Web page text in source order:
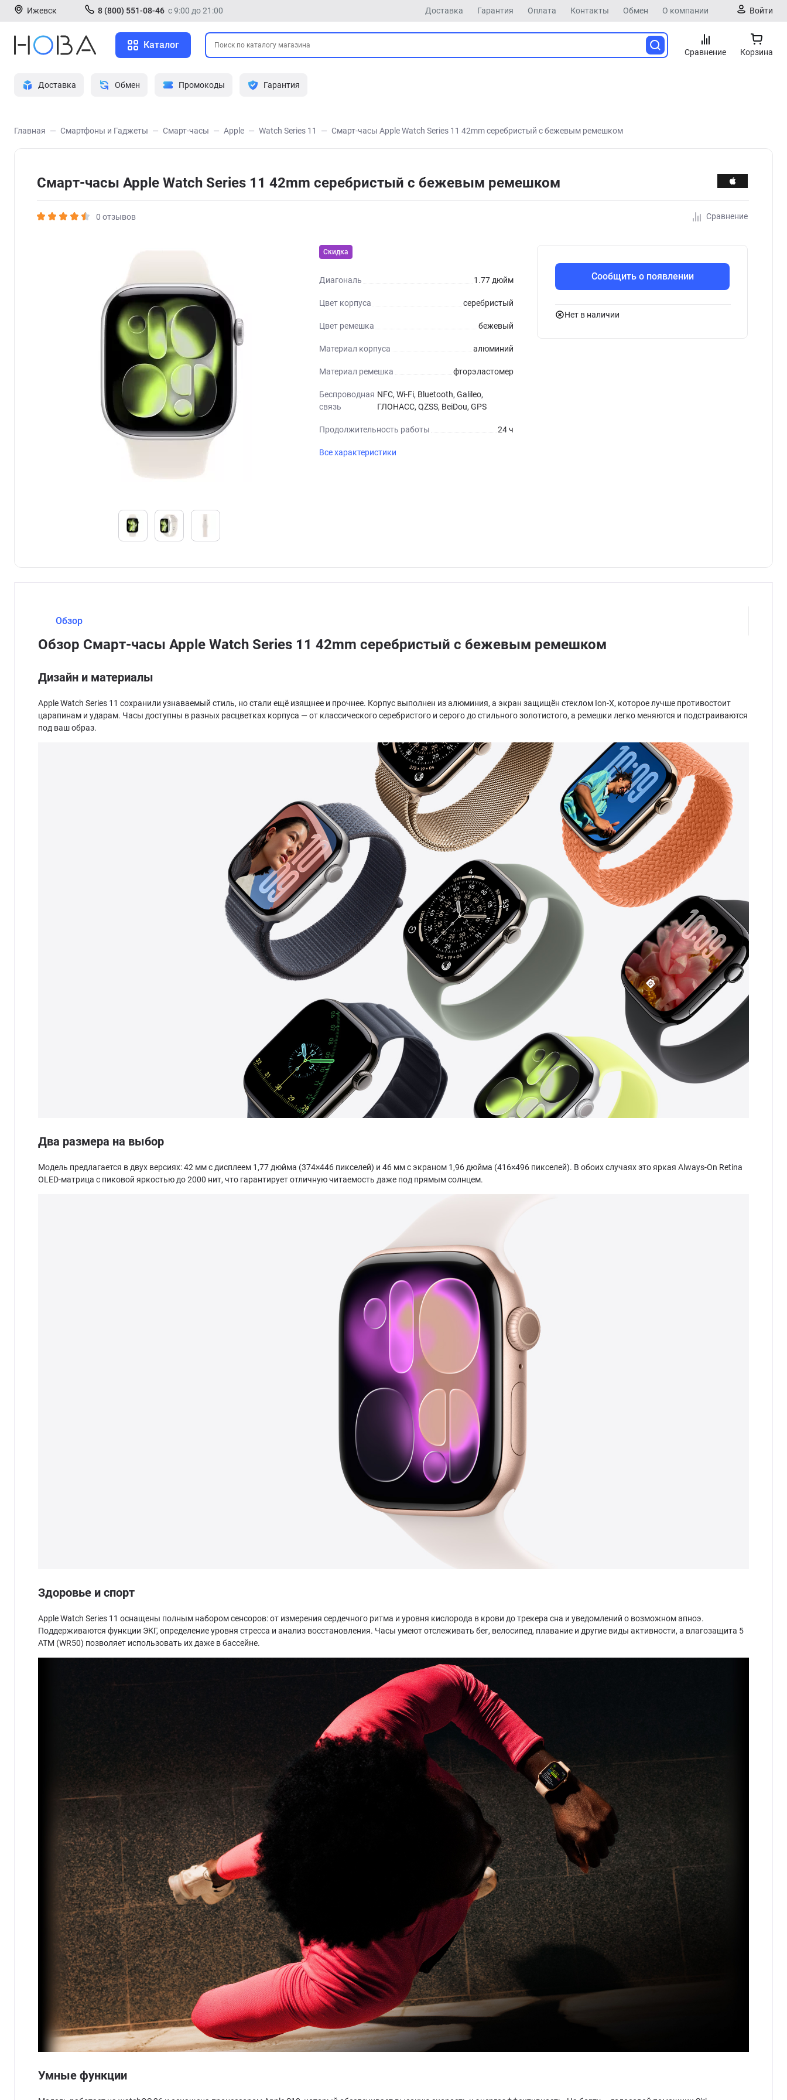
Ижевск 8 (800) 551-08-46 с 9:00 до 21:00 Доставка Гарантия Оплата Контакты Обмен О компании Войти
Каталог
Сравнение Корзина
Доставка Обмен Промокоды Гарантия
Главная Смартфоны и Гаджеты Смарт-часы Apple Watch Series 11 Смарт-часы Apple Watch Series 11 42mm серебристый с бежевым ремешком
Смарт-часы Apple Watch Series 11 42mm серебристый с бежевым ремешком
0 отзывов Сравнение
Скидка
Диагональ 1.77 дюйм
Цвет корпуса серебристый
Цвет ремешка бежевый
Материал корпуса алюминий
Материал ремешка фторэластомер
Беспроводная
связь
NFC, Wi-Fi, Bluetooth, Galileo,
ГЛОНАСС, QZSS, BeiDou, GPS
Продолжительность работы 24 ч
Все характеристики
Сообщить о появлении
Нет в наличии
Обзор
Обзор Смарт-часы Apple Watch Series 11 42mm серебристый с бежевым ремешком
Дизайн и материалы
Apple Watch Series 11 сохранили узнаваемый стиль, но стали ещё изящнее и прочнее. Корпус выполнен из алюминия, а экран защищён стеклом Ion-X, которое лучше противостоит
царапинам и ударам. Часы доступны в разных расцветках корпуса — от классического серебристого и серого до стильного золотистого, а ремешки легко меняются и подстраиваются
под ваш образ.
Два размера на выбор
Модель предлагается в двух версиях: 42 мм с дисплеем 1,77 дюйма (374×446 пикселей) и 46 мм с экраном 1,96 дюйма (416×496 пикселей). В обоих случаях это яркая Always-On Retina
OLED-матрица с пиковой яркостью до 2000 нит, что гарантирует отличную читаемость даже под прямым солнцем.
Здоровье и спорт
Apple Watch Series 11 оснащены полным набором сенсоров: от измерения сердечного ритма и уровня кислорода в крови до трекера сна и уведомлений о возможном апноэ.
Поддерживаются функции ЭКГ, определение уровня стресса и анализ восстановления. Часы умеют отслеживать бег, велосипед, плавание и другие виды активности, а влагозащита 5
ATM (WR50) позволяет использовать их даже в бассейне.
Умные функции